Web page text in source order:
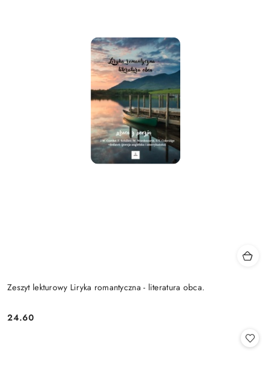
Zeszyt lekturowy Liryka romantyczna - literatura obca.
Cena:
24.60